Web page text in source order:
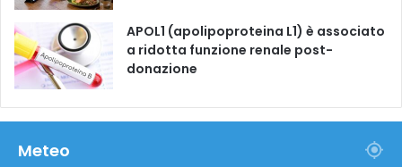
APOL1 (apolipoproteina L1) è associato
a ridotta funzione renale post-
donazione
Meteo